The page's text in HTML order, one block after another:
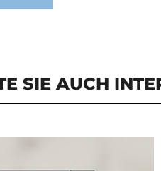
SIE AUCH